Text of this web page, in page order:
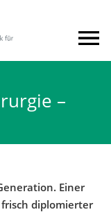
–
Einer
diplomierter